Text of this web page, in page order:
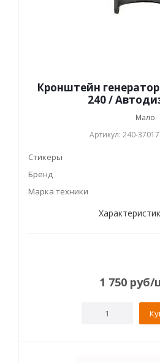
Кронштейн
240 /
Мало
Артикул: 240-
Стикеры
Бренд
Марка техники
1 750руб/